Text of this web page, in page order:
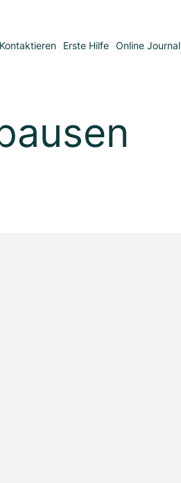
Kontaktieren Erste Hilfe Online Journal